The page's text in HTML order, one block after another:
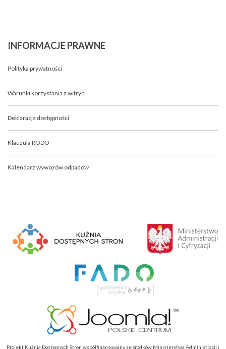
INFORMACJE PRAWNE
Polityka prywatności
Warunki korzystania z witryn
Deklaracja dostępności
Klauzula RODO
Kalendarz wywozów odpadów
Projekt Kuźnia Dostępnych Stron współfinansowany ze środków Ministerstwa Administracji i